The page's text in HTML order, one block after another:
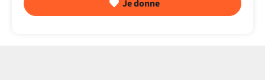
Je donne